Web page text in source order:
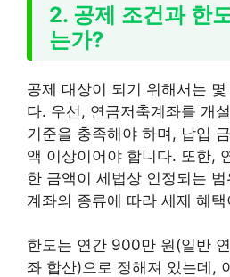
2. 공제 조건과 한
는가?
공제 대상이 되기 위해서는
다. 우선, 연금저축계좌를 개
기준을 충족해야 하며, 납입
액 이상이어야 합니다. 또한,
한 금액이 세법상 인정되는
계좌의 종류에 따라 세제 혜
한도는 연간 900만 원(일반
좌 합산)으로 정해져 있는데,